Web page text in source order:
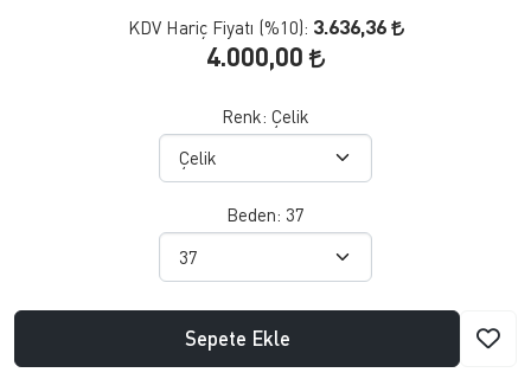
KDV Hariç Fiyatı (%10): 3.636,36
4.000,00
Renk: Çelik
Beden: 37
Sepete Ekle